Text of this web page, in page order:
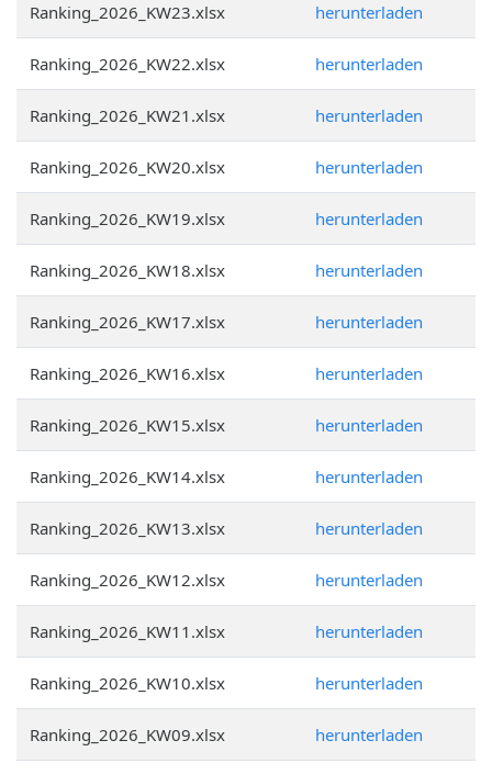
Ranking_2026_KW23.xlsx herunterladen
Ranking_2026_KW22.xlsx herunterladen
Ranking_2026_KW21.xlsx herunterladen
Ranking_2026_KW20.xlsx herunterladen
Ranking_2026_KW19.xlsx herunterladen
Ranking_2026_KW18.xlsx herunterladen
Ranking_2026_KW17.xlsx herunterladen
Ranking_2026_KW16.xlsx herunterladen
Ranking_2026_KW15.xlsx herunterladen
Ranking_2026_KW14.xlsx herunterladen
Ranking_2026_KW13.xlsx herunterladen
Ranking_2026_KW12.xlsx herunterladen
Ranking_2026_KW11.xlsx herunterladen
Ranking_2026_KW10.xlsx herunterladen
Ranking_2026_KW09.xlsx herunterladen